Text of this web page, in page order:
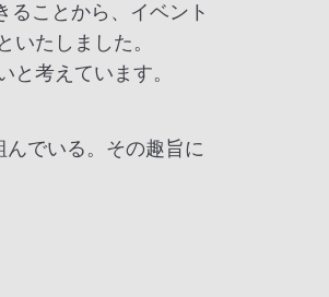
ることから、イベント
たしました。
考えています。
でいる。その趣旨に